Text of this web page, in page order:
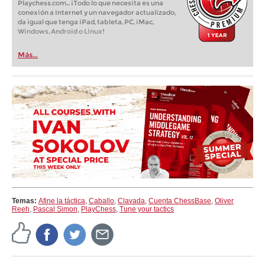
Playchess.com... ¡Todo lo que necesita es una
conexión a Internet y un navegador actualizado,
da igual que tenga iPad, tableta, PC, iMac,
Windows, Android o Linux!
Más...
Temas: Afine la táctica, Caballo, Clavada, Cuenta ChessBase, Oliver
Reeh, Pascal Simon, PlayChess, Tune your tactics